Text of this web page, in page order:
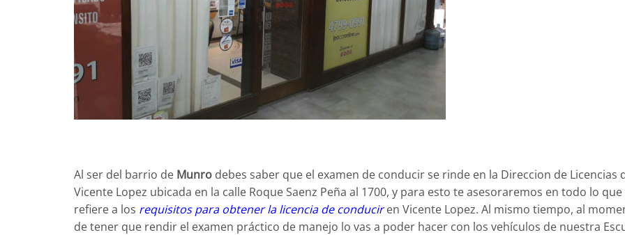
Al ser del barrio de Munro debes saber que el examen de conducir se rinde en la Direccion de Licencias
Vicente Lopez ubicada en la calle Roque Saenz Peña al 1700, y para esto te asesoraremos en todo lo que
refiere a los requisitos para obtener la licencia de conduciren Vicente Lopez. Al mismo tiempo, al
de tener que rendir el examen práctico de manejo lo vas a poder hacer con los vehículos de nuestra